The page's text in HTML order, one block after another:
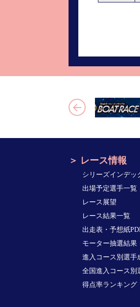
レース情報
シリーズインデッ
出場予定選手一覧
レース展望
レース結果一覧
出走表・予想紙
モーター抽選結果
進入コース別選手
全国進入コース別
得点率ランキング